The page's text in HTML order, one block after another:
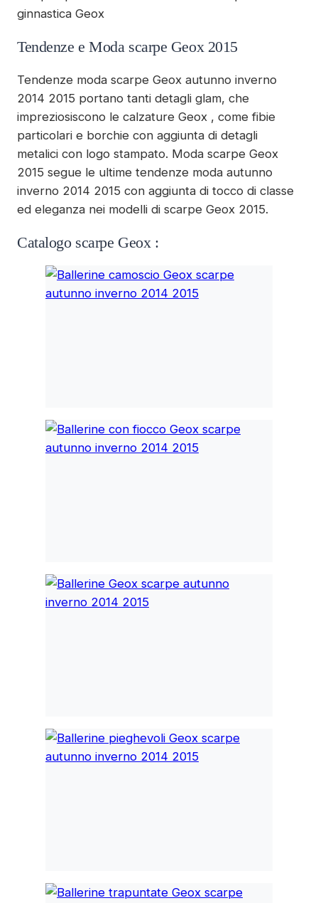
ginnastica Geox
Tendenze e Moda scarpe Geox 2015
Tendenze moda scarpe Geox autunno inverno
2014 2015 portano tanti detagli glam, che
impreziosiscono le calzature Geox , come fibie
particolari e borchie con aggiunta di detagli
metalici con logo stampato. Moda scarpe Geox
2015 segue le ultime tendenze moda autunno
inverno 2014 2015 con aggiunta di tocco di classe
ed eleganza nei modelli di scarpe Geox 2015.
Catalogo scarpe Geox :